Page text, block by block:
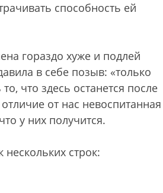
способность ей
гораздо хуже и подлей
в себе позыв: «только
что здесь останется после
от нас невоспитанная
у них получится.
строк: